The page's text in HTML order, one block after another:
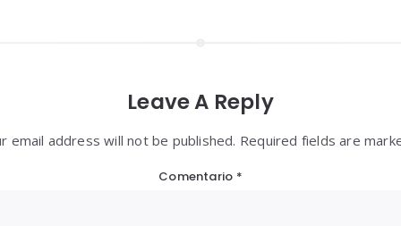
Leave A Reply
email address will not be published. Required fields are
Comentario *